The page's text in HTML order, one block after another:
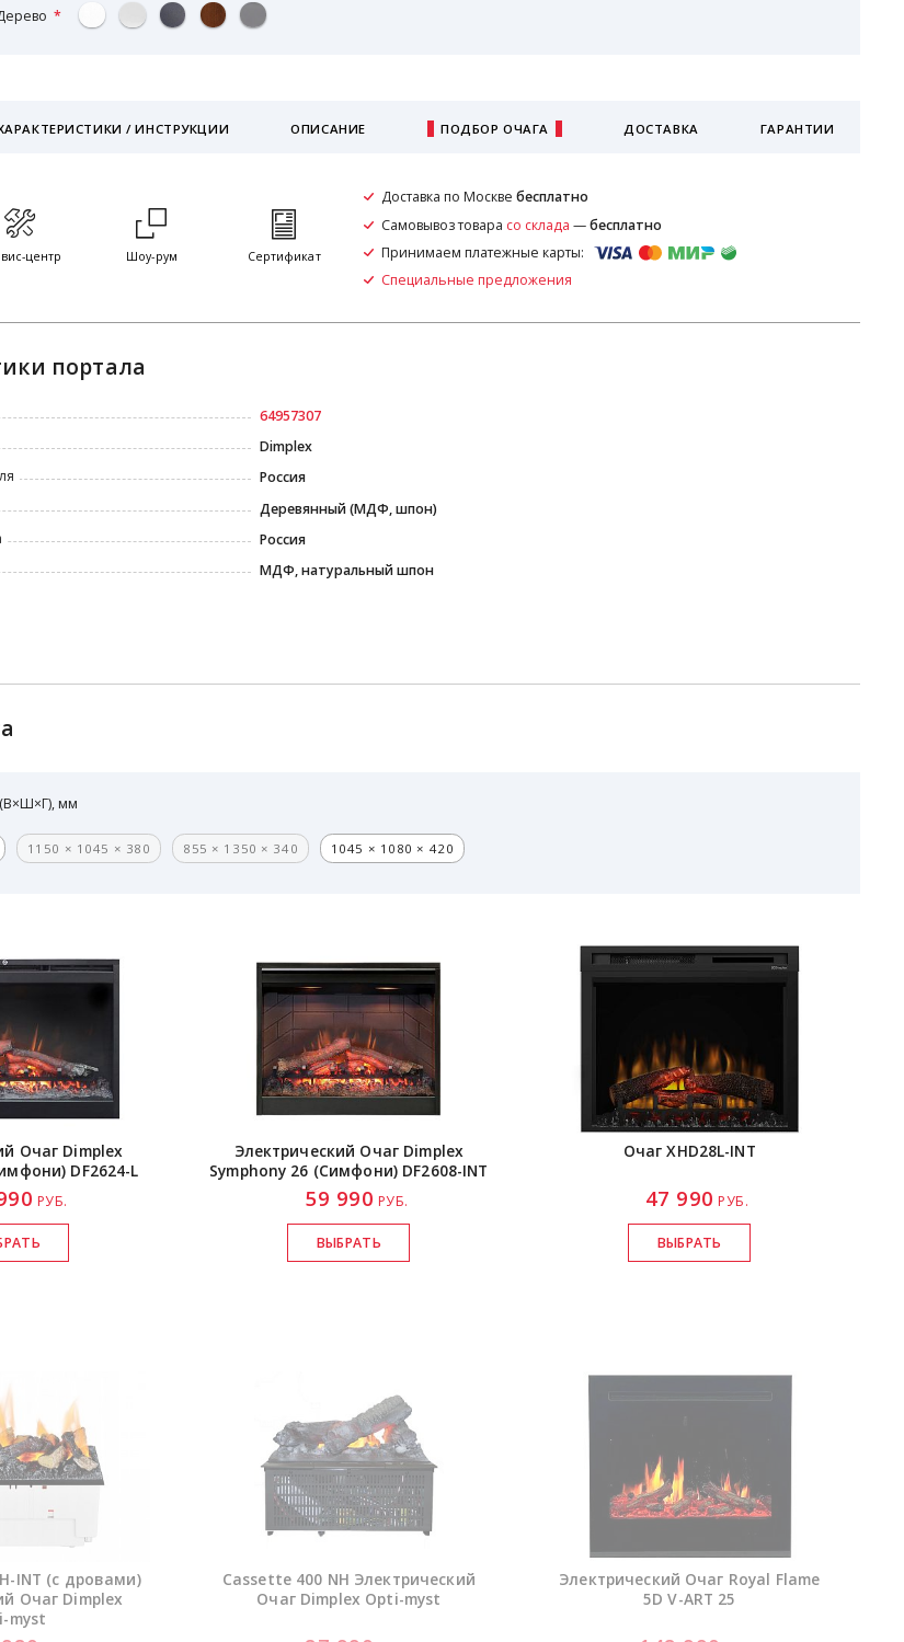
/ ИНСТРУКЦИИ ОПИСАНИЕ ПОДБОР ОЧАГА ДОСТАВКА ГАРАНТИИ
центр Шоу-рум Сертификат
Доставка по Москве бесплатно
Самовывоз товара со склада —бесплатно
Принимаем платежные карты:
Специальные предложения
портала
64957307
Dimplex
Россия
Деревянный (МДФ, шпон)
Россия
МДФ, натуральный шпон
мм
1150 × 1045 × 380 855 × 1350 × 340 1045 × 1080 × 420
Очаг Dimplex
DF2624-L
РУБ.
Электрический Очаг Dimplex
Symphony 26 (Симфони) DF2608-INT
59 990 РУБ.
ОчагXHD28L-INT
47 990 РУБ.
INT (с дровами)
Очаг Dimplex
myst
Cassette 400 NH Электрический
Очаг Dimplex Opti-myst
Электрический Очаг Royal Flame
5DV-ART 25